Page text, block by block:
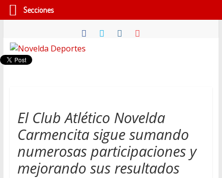
contenido
Novelda
Pasión
por
nuestro
deporte
El Club Atlético Novelda
Carmencita sigue sumando
numerosas participaciones y
mejorando sus resultados
Secciones